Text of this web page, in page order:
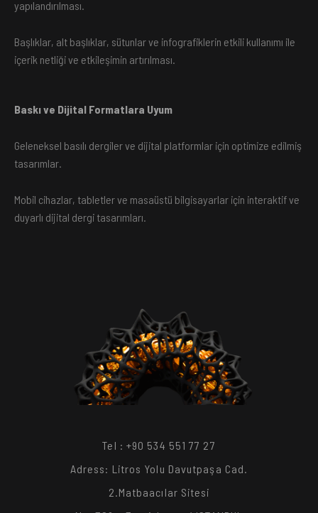
yapılandırılması.
Başlıklar, alt başlıklar, sütunlar ve infografiklerin etkili kullanımı ile
içerik netliği ve etkileşimin artırılması.
Baskı ve Dijital Formatlara Uyum
Geleneksel basılı dergiler ve dijital platformlar için optimize edilmiş
tasarımlar.
Mobil cihazlar, tabletler ve masaüstü bilgisayarlar için interaktif ve
duyarlı dijital dergi tasarımları.
Tel : +90 534 551 77 27
Adress: Litros Yolu Davutpaşa Cad.
2.Matbaacılar Sitesi